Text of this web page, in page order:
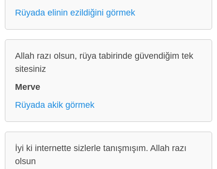
Rüyada elinin ezildiğini görmek
Allah razı olsun, rüya tabirinde güvendiğim tek
sitesiniz
Merve
Rüyada akik görmek
İyi ki internette sizlerle tanışmışım. Allah razı
olsun